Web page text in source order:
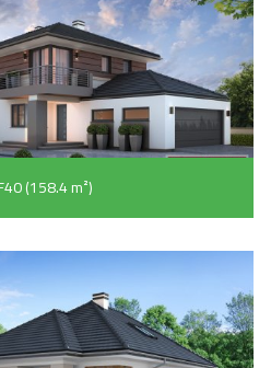
(158.4 m²)